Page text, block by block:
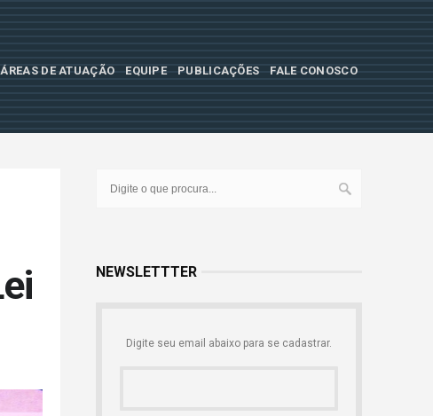
ÁREAS DE ATUAÇÃO EQUIPE PUBLICAÇÕES FALE CONOSCO
NEWSLETTTER
Digite seu email abaixo para se cadastrar.